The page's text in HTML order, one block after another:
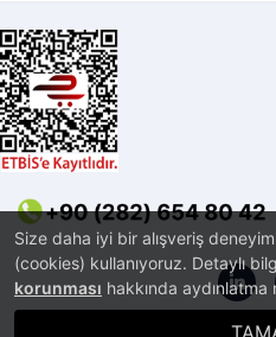
Size daha iyi bir alışveriş
(cookies) kullanıyoruz. Detaylı
korunması hakkında